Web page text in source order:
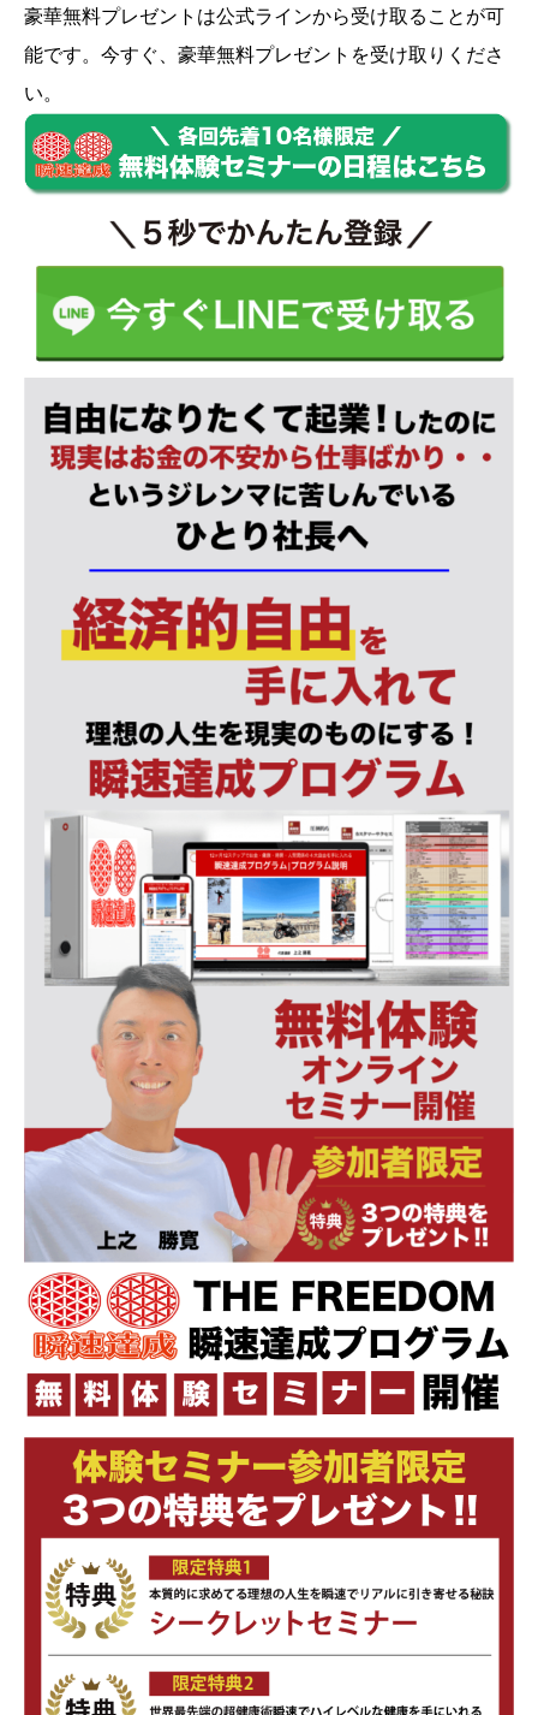
豪華無料プレゼントは公式ラインから受け取ることが可
能です。今すぐ、豪華無料プレゼントを受け取りくださ
い。